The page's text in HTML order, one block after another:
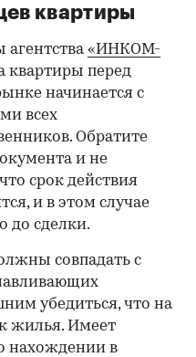
квартиры
агентства«ИНКОМ-
квартиры перед
начинается с
всех
Обратите
и не
срок действия
и в этом случае
до сделки.
совпадать с
убедиться, что на
жилья. Имеет
нахождении в